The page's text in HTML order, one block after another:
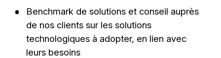
Benchmark de solutions et conseil auprès
de nos clients sur les solutions
technologiques à adopter, en lien avec
leurs besoins